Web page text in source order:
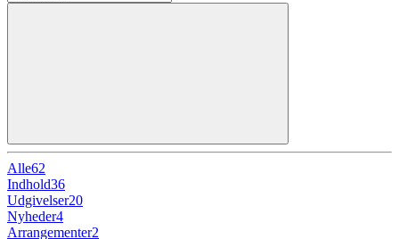
Alle62
Indhold36
Udgivelser20
Nyheder4
Arrangementer2